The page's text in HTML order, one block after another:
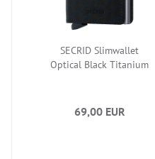
SECRID Slimwallet
Optical Black Titanium
69,00 EUR